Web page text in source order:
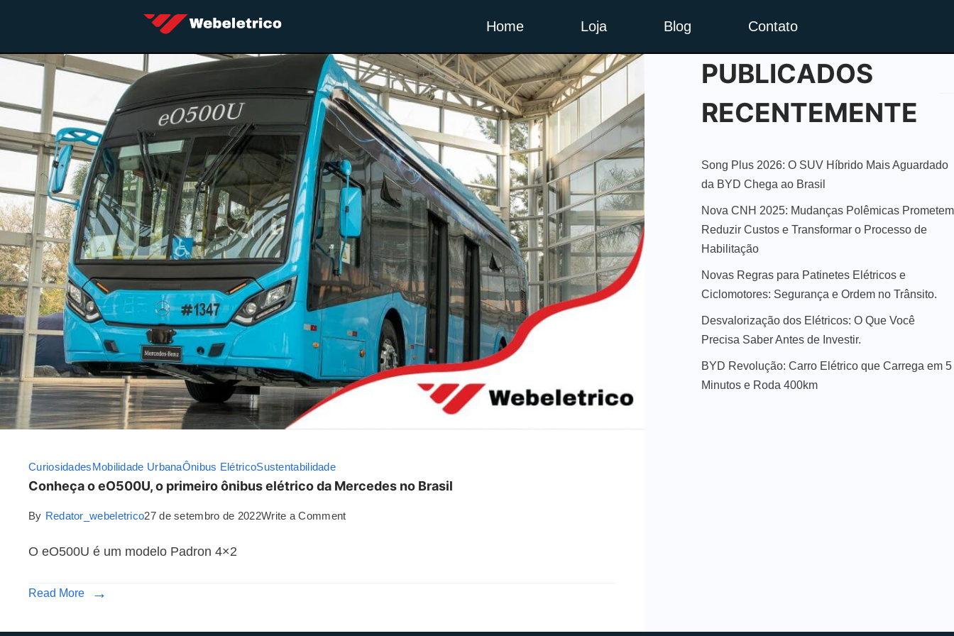
Home Loja Blog Contato
CuriosidadesMobilidade UrbanaÔnibus ElétricoSustentabilidade
Conheça o eO500U, o primeiro ônibus elétrico da Mercedes no Brasil
By Redator_webeletrico27 de setembro de 2022Write a Comment
O eO500U é um modelo Padron 4×2
Read More
PUBLICADOS
RECENTEMENTE
Song Plus 2026: O SUV Híbrido Mais Aguardado
da BYD Chega ao Brasil
Nova CNH 2025: Mudanças Polêmicas Prometem
Reduzir Custos e Transformar o Processo de
Habilitação
Novas Regras para Patinetes Elétricos e
Ciclomotores: Segurança e Ordem no Trânsito.
Desvalorização dos Elétricos: O Que Você
Precisa Saber Antes de Investir.
BYD Revolução: Carro Elétrico que Carrega em 5
Minutos e Roda 400km